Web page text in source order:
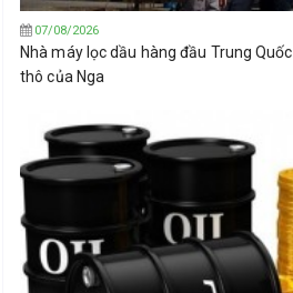
07/08/2026
Nhà máy lọc dầu hàng đầu Trung
thô của Nga